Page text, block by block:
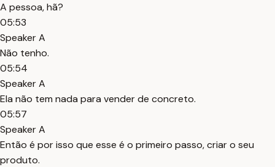
A pessoa, hã?
05:53
Speaker A
Não tenho.
05:54
Speaker A
Ela não tem nada para vender de concreto.
05:57
Speaker A
Então é por isso que esse é o primeiro passo, criar o seu
produto.